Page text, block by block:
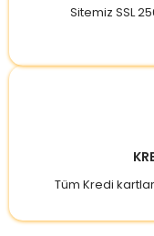
Sitemiz SSL
Tüm Kredi